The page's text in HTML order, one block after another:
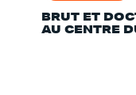
BRUT ET
AU CENTRE